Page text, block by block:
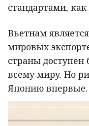
стандартами,
Вьетнам
мировых
страны доступен
всему миру. Но
Японию впервые.